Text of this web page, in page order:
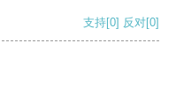
支持[0] 反对[0]